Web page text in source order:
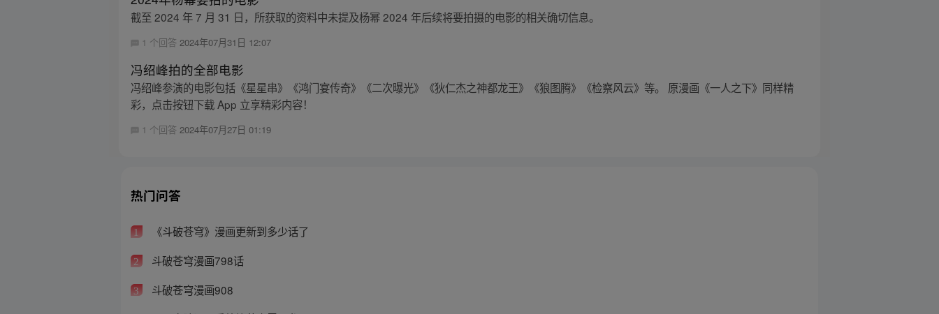
截至 2024 年 7 月 31 日，所获取的资料中未提及杨幂 2024 年后续将要拍摄的电影的相关确切信息。
1 个回答 2024年07月31日 12:07
冯绍峰拍的全部电影
冯绍峰参演的电影包括《星星串》《鸿门宴传奇》《二次曝光》《狄仁杰之神都龙王》《狼图腾》《检察风云》等。 原漫画《一人之下》同样精
彩，点击按钮下载 App 立享精彩内容！
1 个回答2024年07月27日 01:19
热门问答
1 《斗破苍穹》漫画更新到多少话了
2 斗破苍穹漫画798话
3 斗破苍穹漫画908